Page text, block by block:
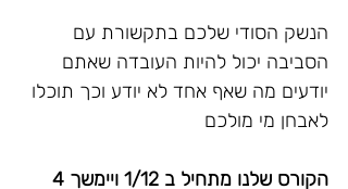
הנשק הסודי שלכם בתקשורת עם
הסביבה יכול להיות העובדה שאתם
יודעים מה שאף אחד לא יודע וכך תוכלו
לאבחן מי מולכם